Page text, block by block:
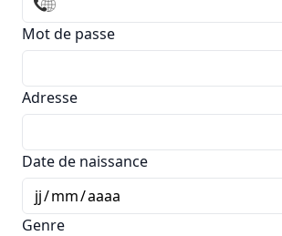
Mot de passe
Adresse
Date de naissance
jj/mm/aaaa
Genre